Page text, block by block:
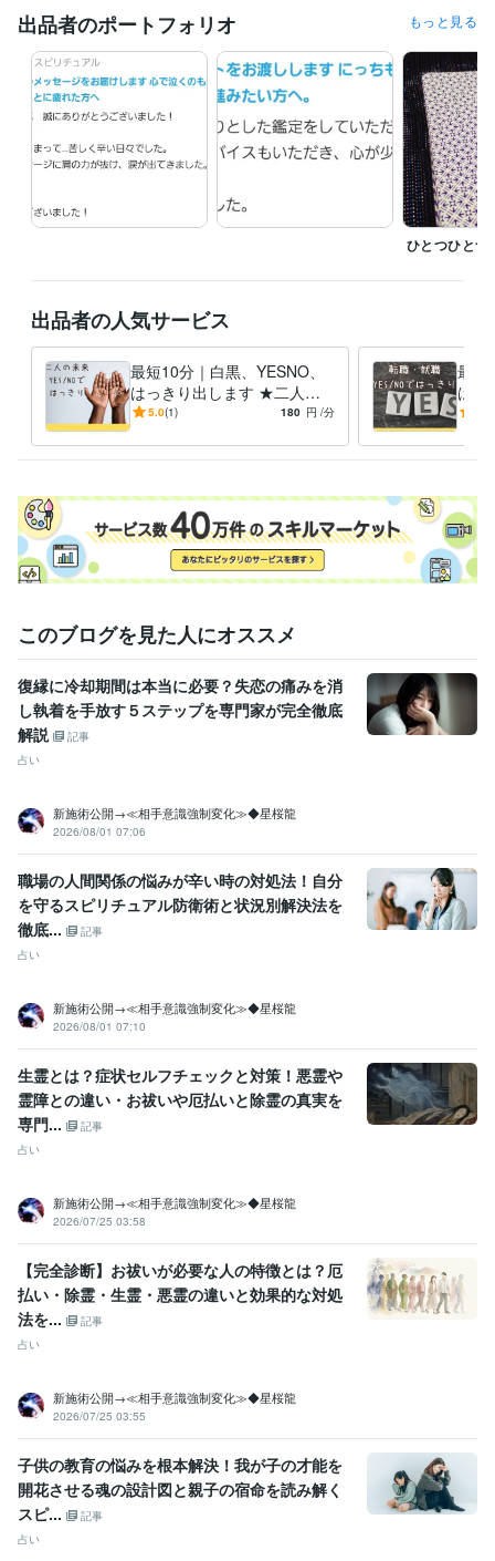
アダルトチルドレン
出品者のポートフォリオ もっと見る
ひとつひとつ
出品者の人気サービス
最短10分｜白黒、YESNO、
はっきり出します ★二人の
未来にはっきりと白黒つけま
5.0(1) 180 円 /分
最短
はっ
就職
このブログを見た人にオススメ
復縁に冷却期間は本当に必要？失恋の痛みを消
し執着を手放す５ステップを専門家が完全徹底
解説
記事
占い
新施術公開→≪相手意識強制変化≫◆星桜龍
2026/08/01 07:06
職場の人間関係の悩みが辛い時の対処法！自分
を守るスピリチュアル防衛術と状況別解決法を
徹底...
記事
占い
新施術公開→≪相手意識強制変化≫◆星桜龍
2026/08/01 07:10
生霊とは？症状セルフチェックと対策！悪霊や
霊障との違い・お祓いや厄払いと除霊の真実を
専門...
記事
占い
新施術公開→≪相手意識強制変化≫◆星桜龍
2026/07/25 03:58
【完全診断】お祓いが必要な人の特徴とは？厄
払い・除霊・生霊・悪霊の違いと効果的な対処
法を...
記事
占い
新施術公開→≪相手意識強制変化≫◆星桜龍
2026/07/25 03:55
子供の教育の悩みを根本解決！我が子の才能を
開花させる魂の設計図と親子の宿命を読み解く
スピ...
記事
占い